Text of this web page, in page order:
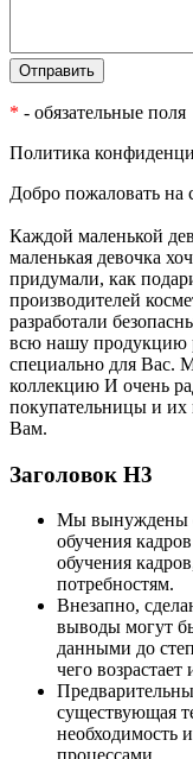
* - обязательные поля
Политика
Добро пожаловать на
Каждой маленькой
маленькая девочка
придумали, как
производителей
разработали
всю нашу продукцию
специально для Вас.
коллекцию И очень
покупательницы и
Вам.
Заголовок Н3
Мы вынуждены
обучения
обучения
потребностям.
Внезапно,
выводы могут
данными до
чего возрастает
существующая
необходимость